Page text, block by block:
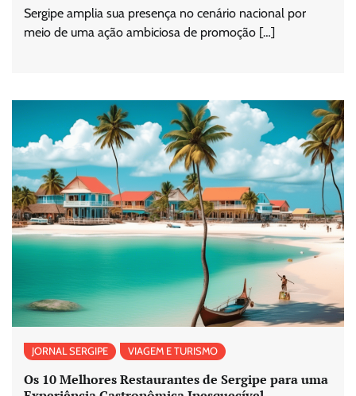
Sergipe amplia sua presença no cenário nacional por
meio de uma ação ambiciosa de promoção […]
JORNAL SERGIPE VIAGEM E TURISMO
Os 10 Melhores Restaurantes de Sergipe para uma